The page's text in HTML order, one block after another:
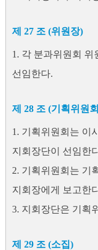
제 27 조 (위원장)
1. 각 분과위원회 위
선임한다.
제 28 조 (기획위원
1. 기획위원회는 이
지회장단이 선임한
2. 기획위원회는 기
지회장에게 보고한
3. 지회장단은 기획
제 29 조 (소집)